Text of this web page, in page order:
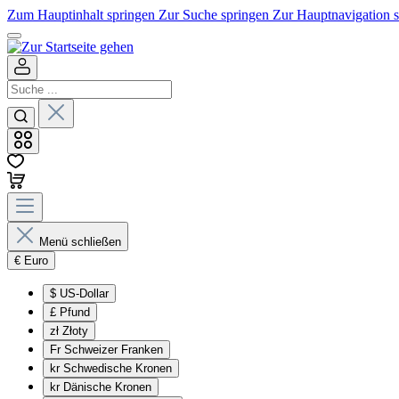
Zum Hauptinhalt springen Zur Suche springen Zur Hauptnavigation
Menü schließen
€ Euro
$ US-Dollar
£ Pfund
zł Złoty
Fr Schweizer Franken
kr Schwedische Kronen
kr Dänische Kronen